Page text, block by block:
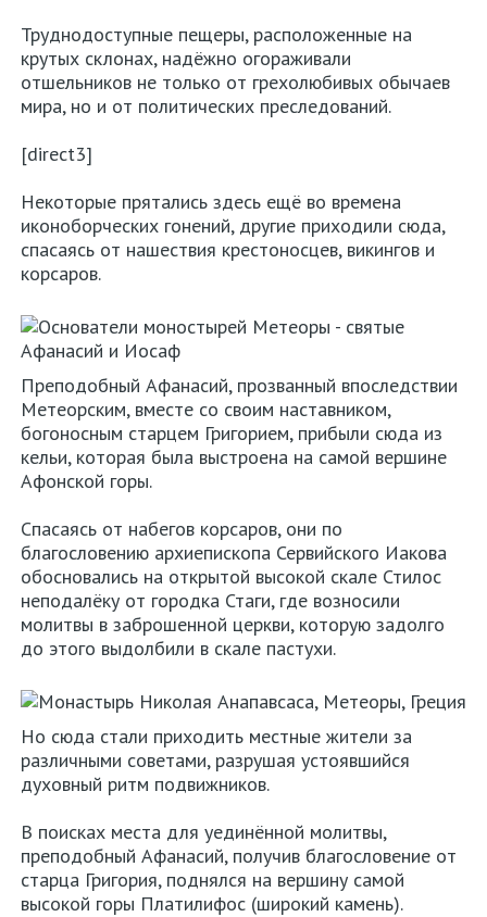
Аттика
Салоники
Крит
Кос
Корфу
Аренда
авто
в
Греции
Карта
сайта
О
нас
Контакты
Политика
конфиденциальности
Труднодоступные пещеры, расположенные на
крутых склонах, надёжно огораживали
отшельников не только от грехолюбивых обычаев
мира, но и от политических преследований.
[direct3]
Некоторые прятались здесь ещё во времена
иконоборческих гонений, другие приходили сюда,
спасаясь от нашествия крестоносцев, викингов и
корсаров.
Преподобный Афанасий, прозванный впоследствии
Метеорским, вместе со своим наставником,
богоносным старцем Григорием, прибыли сюда из
кельи, которая была выстроена на самой вершине
Афонской горы.
Спасаясь от набегов корсаров, они по
благословению архиепископа Сервийского Иакова
обосновались на открытой высокой скале Стилос
неподалёку от городка Стаги, где возносили
молитвы в заброшенной церкви, которую задолго
до этого выдолбили в скале пастухи.
Но сюда стали приходить местные жители за
различными советами, разрушая устоявшийся
духовный ритм подвижников.
В поисках места для уединённой молитвы,
преподобный Афанасий, получив благословение от
старца Григория, поднялся на вершину самой
высокой горы Платилифос (широкий камень).